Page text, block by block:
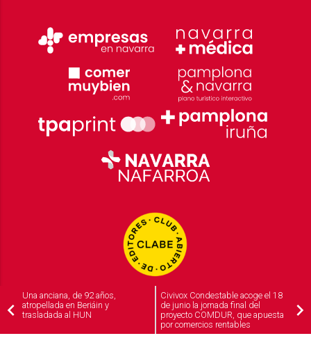
Una anciana, de 92 años,
atropellada en Beriáin y
trasladada al HUN
Civivox Condestable acoge el 18
de junio la jornada final del
proyecto COMDUR, que apuesta
por comercios rentables